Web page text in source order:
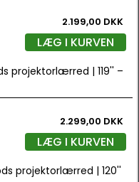
2.199,00 DKK
LÆG I KURVEN
projektorlærred | 119'' –
2.299,00 DKK
LÆG I KURVEN
projektorlærred | 120''